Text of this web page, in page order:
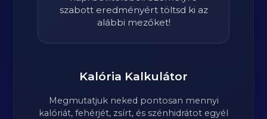
szabott eredményért töltsd ki az
alábbi mezőket!
Kalória Kalkulátor
Megmutatjuk neked pontosan mennyi
kalóriát, fehérjét, zsírt, és szénhidrátot egyél